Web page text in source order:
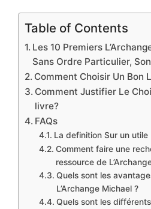
Table of Contents
Les 10 Premiers
Sans Ordre Particulier,
Comment Choisir Un Bon
Comment Justifier Le
livre?
FAQs
La definition Sur un utile
Comment faire une
ressource de
Quels sont les
L’Archange Michael ?
Quels sont les